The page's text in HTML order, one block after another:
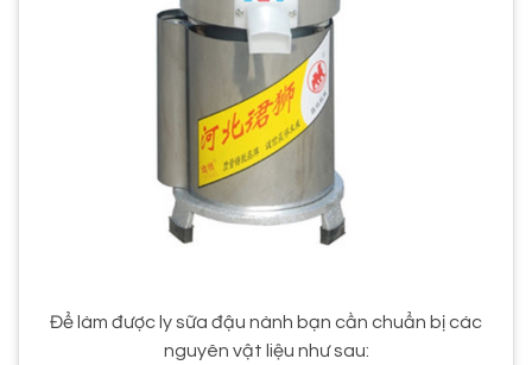
Để làm được ly sữa đậu nành bạn cần chuẩn bị các
nguyên vật liệu như sau: